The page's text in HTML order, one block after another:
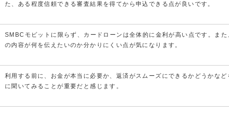
た、ある程度信頼できる審査結果を得てから申込できる点が良いです。
SMBCモビットに限らず、カードローンは全体的に金利が高い点です。また
の内容が何を伝えたいのか分かりにくい点が気になります。
利用する前に、お金が本当に必要か、返済がスムーズにできるかどうかなど
に聞いてみることが重要だと感じます。